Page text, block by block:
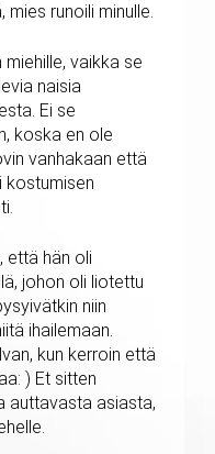
runoili minulle.
vaikka se
naisia
Ei se
koska en ole
vanhakaan että
kostumisen
että hän oli
johon oli liotettu
niin
ihailemaan.
kun kerroin että
) Et sitten
auttavasta asiasta,